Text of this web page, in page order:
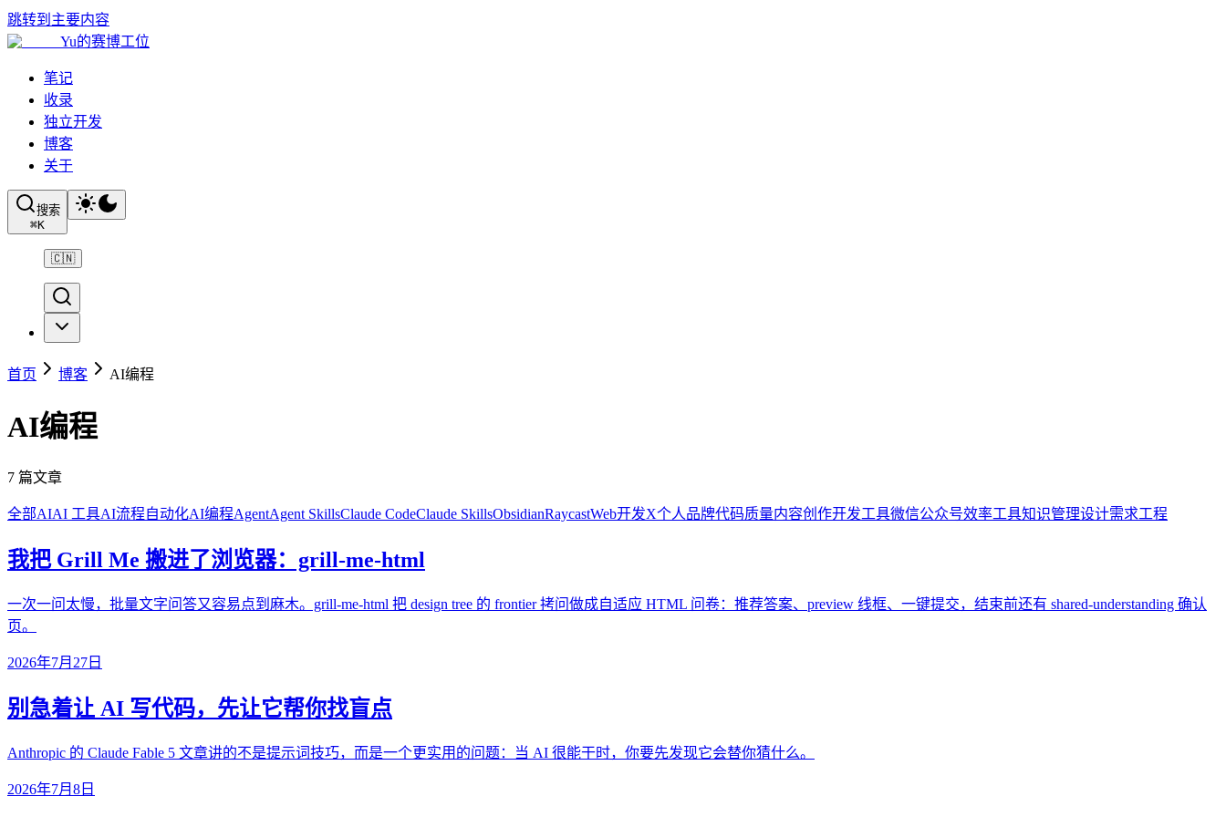
跳转到主要内容
Yu的赛博工位
笔记
收录
独立开发
博客
关于
搜索
⌘K
🇨🇳
首页 博客 AI编程
AI编程
7 篇文章
全部AIAI 工具AI流程自动化AI编程AgentAgent SkillsClaude CodeClaude SkillsObsidianRaycastWeb开发X个人品牌代码质量内容创作开发工具微信公众号效率工具知识管理设计需求工程
我把 Grill Me 搬进了浏览器：grill-me-html
一次一问太慢，批量文字问答又容易点到麻木。grill-me-html 把 design tree 的 frontier 拷问做成自适应 HTML 问卷：推荐答案、preview 线框、一键提交，结束前还有 shared-understanding 确认
页。
2026年7月27日
别急着让 AI 写代码，先让它帮你找盲点
Anthropic 的 Claude Fable 5 文章讲的不是提示词技巧，而是一个更实用的问题：当 AI 很能干时，你要先发现它会替你猜什么。
2026年7月8日